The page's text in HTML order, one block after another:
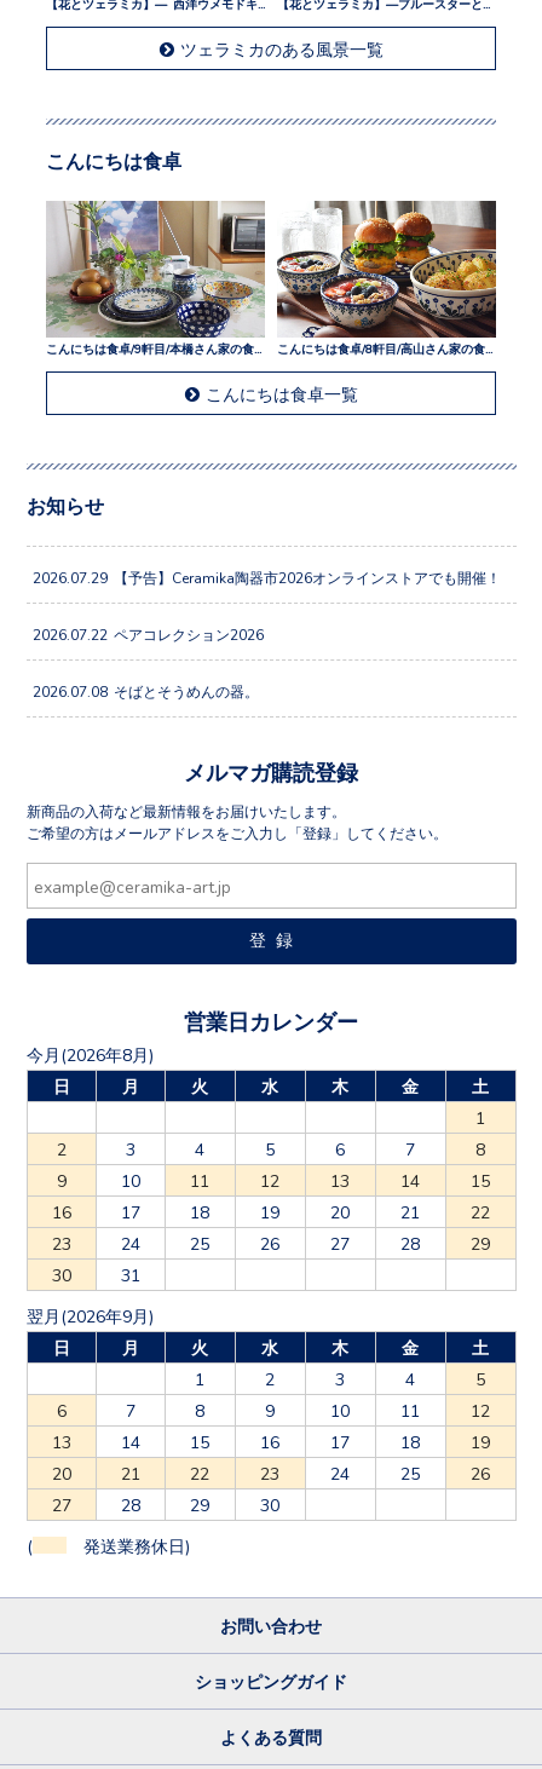
ツェラミカのある風景一覧
こんにちは食卓
こんにちは食卓/9軒目/本橋さん家の食卓
こんにちは食卓一覧
お知らせ
2026.07.29 【予告】Ceramika陶器市2026オンラインストアでも開催！
2026.07.22 ペアコレクション2026
2026.07.08 そばとそうめんの器。
メルマガ購読登録
新商品の入荷など最新情報をお届けいたします。
ご希望の方はメールアドレスをご入力し「登録」してください。
営業日カレンダー
今月(2026年8月)
日
月 火 水 木 金
土
1
2
3 4 5 6 7
8
9
10 11 12 13 14
15
16
17 18 19 20 21
22
23
24 25 26 27 28
29
30
31
翌月(2026年9月)
日
月 火 水 木 金
土
1
2 3 4
5
6
7 8 9 10 11
12
13
14 15 16 17 18
19
20
21 22 23 24 25
26
27
28 29 30
( 発送業務休日)
お問い合わせ
ショッピングガイド
よくある質問